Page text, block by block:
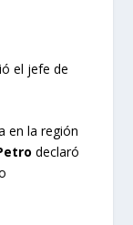
el jefe de
en la región
declaró